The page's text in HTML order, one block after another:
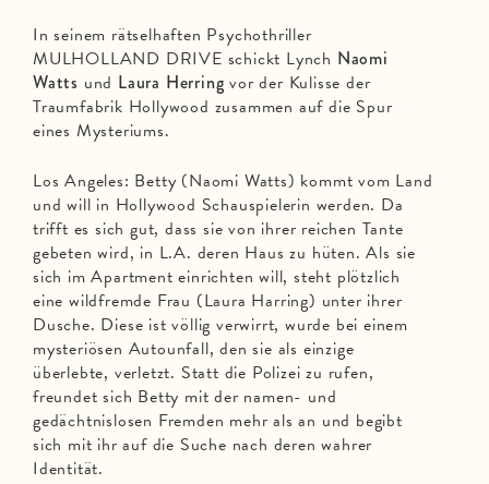
In seinem rätselhaften Psychothriller
MULHOLLAND DRIVE schickt Lynch Naomi
Watts und Laura Herring vor der Kulisse der
Traumfabrik Hollywood zusammen auf die Spur
eines Mysteriums.
Los Angeles: Betty (Naomi Watts) kommt vom Land
und will in Hollywood Schauspielerin werden. Da
trifft es sich gut, dass sie von ihrer reichen Tante
gebeten wird, in L.A. deren Haus zu hüten. Als sie
sich im Apartment einrichten will, steht plötzlich
eine wildfremde Frau (Laura Harring) unter ihrer
Dusche. Diese ist völlig verwirrt, wurde bei einem
mysteriösen Autounfall, den sie als einzige
überlebte, verletzt. Statt die Polizei zu rufen,
freundet sich Betty mit der namen- und
gedächtnislosen Fremden mehr als an und begibt
sich mit ihr auf die Suche nach deren wahrer
Identität.